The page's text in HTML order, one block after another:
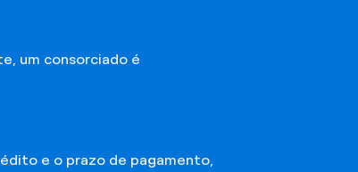
um consorciado é
e o prazo de pagamento,